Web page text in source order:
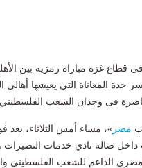
قطاع غزة مباراة رمزية بين
حدة المعاناة التي يعيشها
فى وجدان الشعب
مصر »، مساء أمس الثلاثاء، بعد
داخل صالة نادي خدمات
الداعم للشعب الفلسطيني